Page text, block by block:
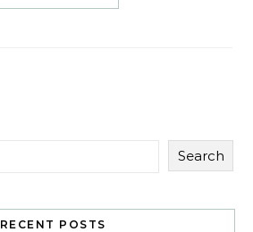
Search
RECENT POSTS